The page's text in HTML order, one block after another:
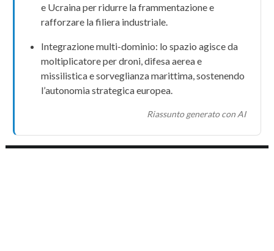
e Ucrainaper ridurre la frammentazione e
rafforzare la filiera industriale.
Integrazione multi-dominio: lo spazio agisce da
moltiplicatore perdroni,difesa aerea e
missilisticae sorveglianza marittima, sostenendo
l’autonomia strategicaeuropea.
Riassunto generato con AI